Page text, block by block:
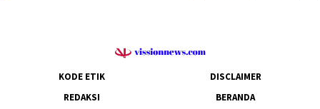
KODE ETIK
DISCLAIMER
REDAKSI
BERANDA